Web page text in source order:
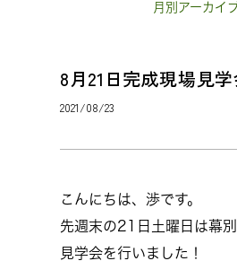
月別アーカイ
8月21日完成現場見
2021/08/23
こんにちは、渉です。
先週末の21日土曜日は幕
見学会を行いました！